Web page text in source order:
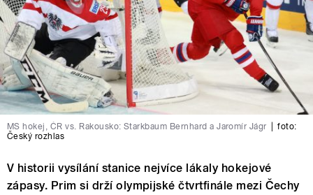
MS hokej, ČR vs. Rakousko: Starkbaum Bernhard a Jaromír Jágr
foto:
Český rozhlas
V historii vysílání stanice nejvíce lákaly hokejové
zápasy. Prim si drží olympijské čtvrtfinále mezi Čechy